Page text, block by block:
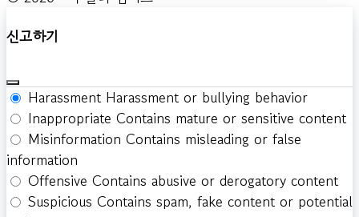
신고하기
Harassment Harassment or bullying behavior
Inappropriate Contains mature or sensitive content
Misinformation Contains misleading or false
information
Offensive Contains abusive or derogatory content
Suspicious Contains spam, fake content or potential